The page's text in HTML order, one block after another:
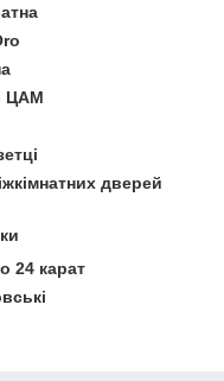
ЦАМ
дверей
24 карат